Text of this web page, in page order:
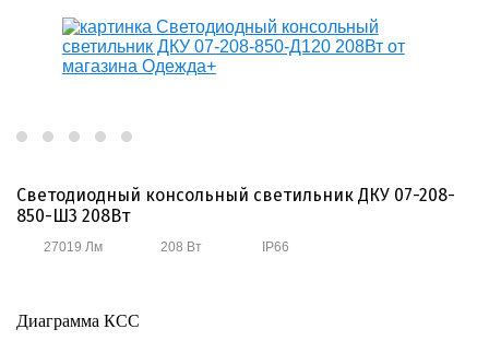
Светодиодный консольный светильник ДКУ 07-208-
850-Ш3 208Вт
27019 Лм 208 Вт IP66
Диаграмма КСС